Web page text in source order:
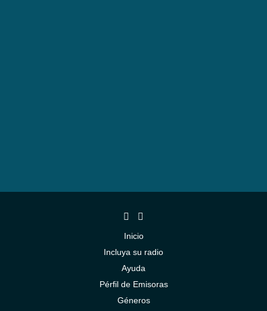
Inicio
Incluya su radio
Ayuda
Pérfil de Emisoras
Géneros